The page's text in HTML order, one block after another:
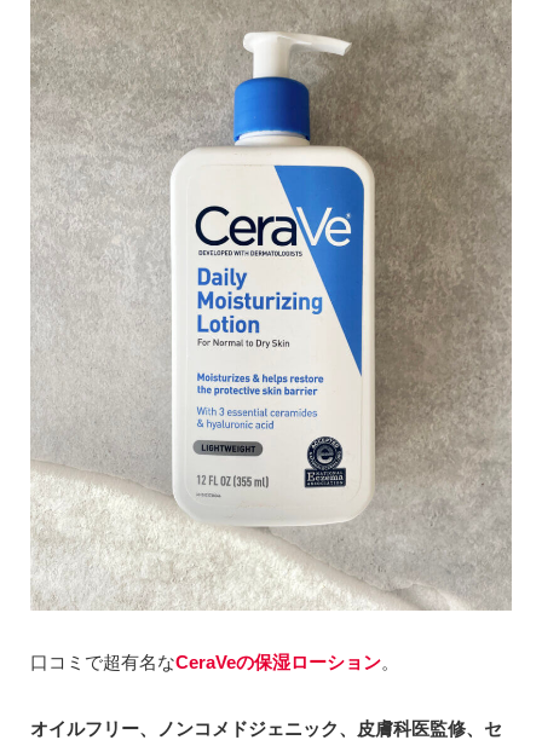
口コミで超有名なCeraVeの保湿ローション。
オイルフリー、ノンコメドジェニック、皮膚科医監修、セ